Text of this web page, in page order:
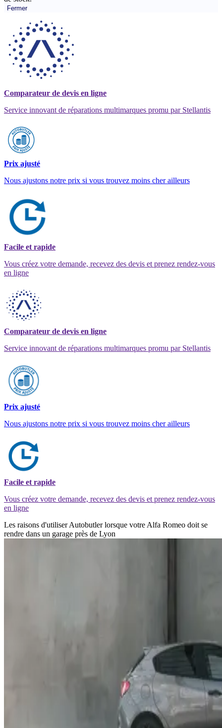
Fermer
Comparateur de devis en ligne
Service innovant de réparations multimarques promu par Stellantis
Prix ajusté
Nous ajustons notre prix si vous trouvez moins cher ailleurs
Facile et rapide
Vous créez votre demande, recevez des devis et prenez rendez-vous
en ligne
Comparateur de devis en ligne
Service innovant de réparations multimarques promu par Stellantis
Prix ajusté
Nous ajustons notre prix si vous trouvez moins cher ailleurs
Facile et rapide
Vous créez votre demande, recevez des devis et prenez rendez-vous
en ligne
Les raisons d'utiliser Autobutler lorsque votre Alfa Romeo doit se
rendre dans un garage près de Lyon